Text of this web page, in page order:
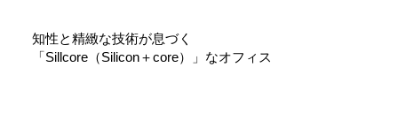
知性と精緻な技術が息づく
「Sillcore（Silicon＋core）」なオフィス